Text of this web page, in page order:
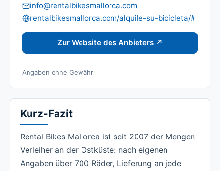
Kurz-Fazit
Rental Bikes Mallorca ist seit 2007 der Mengen-
Verleiher an der Ostküste: nach eigenen
Angaben über 700 Räder, Lieferung an jede
E-Mail:
info@rentalbikesmallorca.com
Website:
rentalbikesmallorca.com/alquile-su-bicicleta/#
Zur Website des Anbieters ↗
Angaben ohne Gewähr